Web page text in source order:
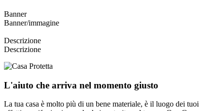
Banner
Banner/immagine
Descrizione
Descrizione
L'aiuto che arriva nel momento giusto
La tua casa è molto più di un bene materiale, è il luogo dei tuoi